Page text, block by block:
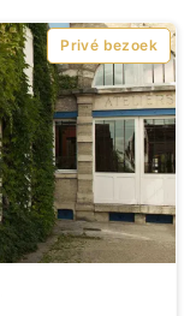
Privé bezoek